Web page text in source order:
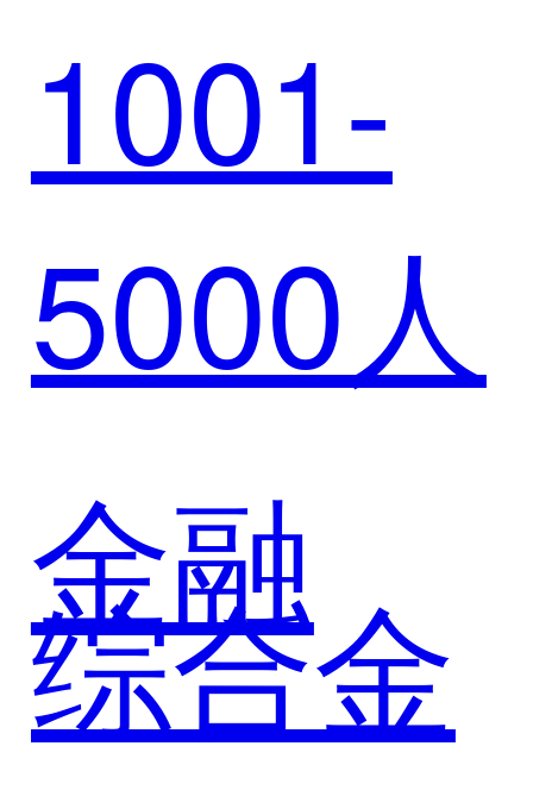
标杆实
践
例 | 璞
华助力
北汽产
投全面
1001-
5000人
金融
综合金